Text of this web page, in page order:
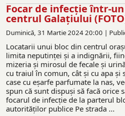
Focar de infecţie într-
centrul Galațiului
Duminică, 31 Martie 2024 20:00 |
Locatarii unui bloc din centrul
limita neputinței și a indignării,
mizeria și mirosul de fecale și
cu traiul în comun, cât și cu apa și
case cu eșarfe parfumate la nas,
spun că sunt dispuși să facă orice
focarul de infecție de la parterul
autorităților publice Pe strada ...